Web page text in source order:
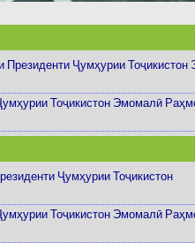
Президенти Ҷумҳурии
Тоҷикистон Эмомалӣ
Ҷумҳурии Тоҷикистон
Тоҷикистон Эмомалӣ